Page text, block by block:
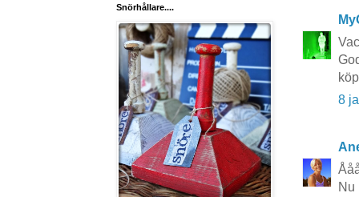
8
Nu
Snörhållare....